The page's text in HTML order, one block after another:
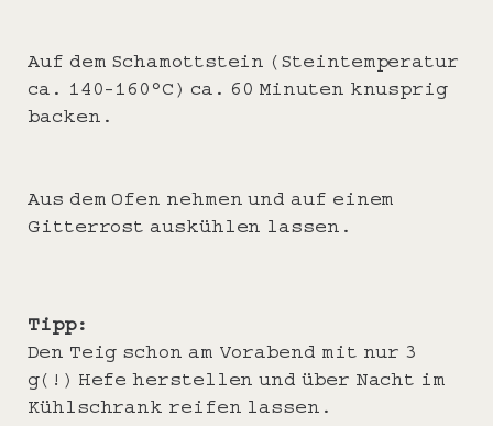
Auf dem Schamottstein (Steintemperatur
ca. 140-160°C) ca. 60 Minuten knusprig
backen.
Aus dem Ofen nehmen und auf einem
Gitterrost auskühlen lassen.
Tipp:
Den Teig schon am Vorabend mit nur 3
g(!) Hefe herstellen und über Nacht im
Kühlschrank reifen lassen.